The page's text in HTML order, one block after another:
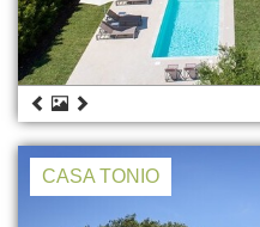
CASA TONIO